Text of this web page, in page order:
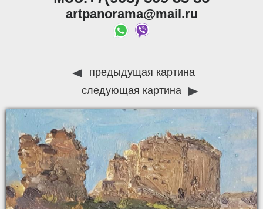
artpanorama@mail.ru
предыдущая картина
следующая картина